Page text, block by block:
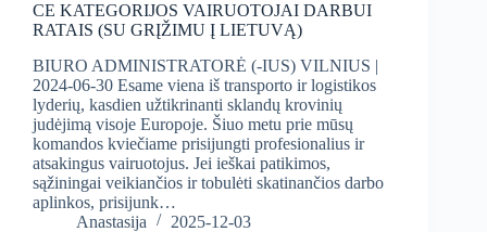
CE KATEGORIJOS VAIRUOTOJAI DARBUI
RATAIS (SU GRĮŽIMU Į LIETUVĄ)
BIURO ADMINISTRATORĖ (-IUS) VILNIUS |
2024-06-30 Esame viena iš transporto ir logistikos
lyderių, kasdien užtikrinanti sklandų krovinių
judėjimą visoje Europoje. Šiuo metu prie mūsų
komandos kviečiame prisijungti profesionalius ir
atsakingus vairuotojus. Jei ieškai patikimos,
sąžiningai veikiančios ir tobulėti skatinančios darbo
aplinkos, prisijunk…
Anastasija
2025-12-03